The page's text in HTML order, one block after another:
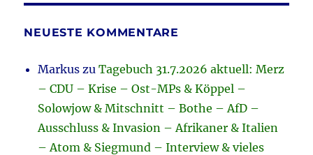
NEUESTE KOMMENTARE
Markus zuTagebuch 31.7.2026 aktuell: Merz
– CDU – Krise – Ost-MPs & Köppel –
Solowjow & Mitschnitt – Bothe – AfD –
Ausschluss & Invasion – Afrikaner & Italien
– Atom & Siegmund – Interview & vieles